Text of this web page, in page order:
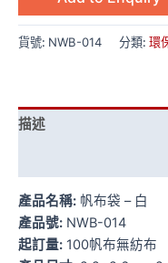
貨號: NWB-014 分類: 環
描述
產品名稱: 帆布袋 – 白
產品號: NWB-014
起訂量: 100帆布無紡布